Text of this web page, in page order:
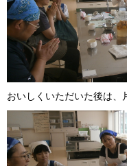
おいしくいただいた後は、